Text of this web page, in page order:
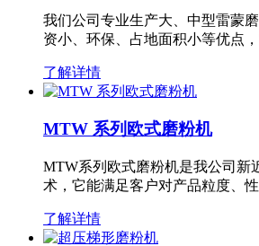
我们公司专业生产大、中型雷蒙
资小、环保、占地面积小等优点
了解详情
MTW 系列欧式磨粉机
MTW系列欧式磨粉机是我公司新
术，它能满足客户对产品粒度、
了解详情